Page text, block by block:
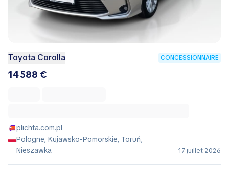
Toyota Corolla CONCESSIONNAIRE
14 588 €
plichta.com.pl
Pologne, Kujawsko-Pomorskie, Toruń,
Nieszawka
17 juillet 2026